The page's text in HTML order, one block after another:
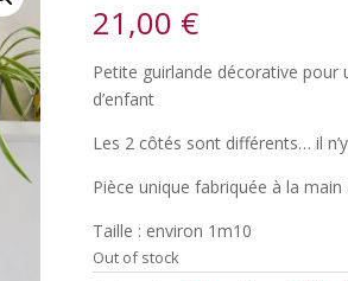
21,00 €
Petite guirlande décorative
d’enfant
Les 2 côtés sont différents… il
Pièce unique fabriquée à la
Taille : environ 1m10
Out of stock